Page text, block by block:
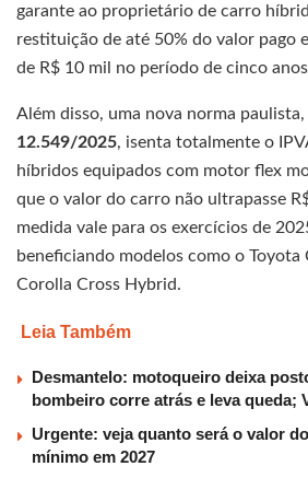
garante ao proprietário de carro
restituição de até 50% do valor pago
de R$ 10 mil no período de cinco
Além disso, uma nova norma paulista,
12.549/2025, isenta totalmente o
híbridos equipados com motor flex
que o valor do carro não ultrapasse
medida vale para os exercícios de
beneficiando modelos como o
Corolla Cross Hybrid.
Leia Também
Desmantelo: motoqueiro deixa
bombeiro corre atrás e leva queda;
Urgente: veja quanto será o valor
mínimo em 2027